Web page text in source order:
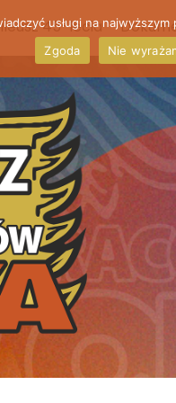
45-lecia
usługi na
Zgoda
Nie